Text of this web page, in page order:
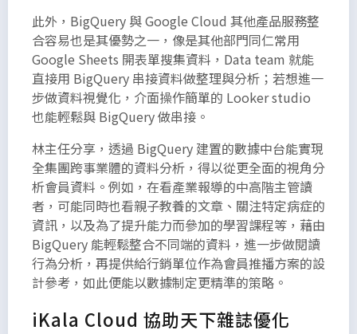
此外，BigQuery 與 Google Cloud 其他產品服務整
合容易也是其優勢之一，像是其他部門同仁常用
Google Sheets 開表單搜集資料，Data team 就能
直接用 BigQuery 串接資料做整理與分析；若想進一
步做資料視覺化，介面操作簡單的 Looker studio
也能輕鬆與 BigQuery 做串接。
林主任分享，透過 BigQuery 建置的數據中台能實現
全集團跨事業體的資料分析，得以從更全面的視角分
析會員資料。例如，在看產業報導的中高階主管讀
者，可能同時也看親子教養的文章、關注特定病症的
資訊，以及為了提升能力而參加的學習課程等，藉由
BigQuery 能輕鬆整合不同端的資料，進一步做閱讀
行為分析，再提供給行銷單位作為會員推播方案的設
計參考，如此便能以數據制定更精準的策略。
iKala Cloud 協助天下雜誌優化